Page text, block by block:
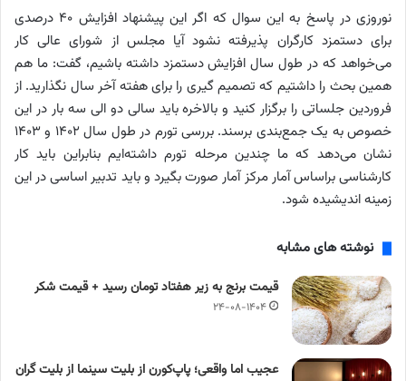
نوروزی در پاسخ به این سوال که اگر این پیشنهاد افزایش ۴۰ درصدی
برای دستمزد کارگران پذیرفته نشود آیا مجلس از شورای عالی کار
می‌خواهد که در طول سال افزایش دستمزد داشته باشیم، گفت: ما هم
همین بحث را داشتیم که تصمیم گیری را برای هفته آخر سال نگذارید. از
فروردین جلساتی را برگزار کنید و بالاخره باید سالی دو الی سه بار در این
خصوص به یک جمع‌بندی برسند. بررسی تورم در طول سال ۱۴۰۲ و ۱۴۰۳
نشان می‌دهد که ما چندین مرحله تورم داشته‌ایم بنابراین باید کار
کارشناسی براساس آمار مرکز آمار صورت بگیرد و باید تدبیر اساسی در این
زمینه اندیشیده شود.
نوشته های مشابه
قیمت برنج به زیر هفتاد تومان رسید + قیمت شکر
۲۴-۰۸-۱۴۰۴
عجیب اما واقعی؛ پاپ‌کورن از بلیت سینما از بلیت گران